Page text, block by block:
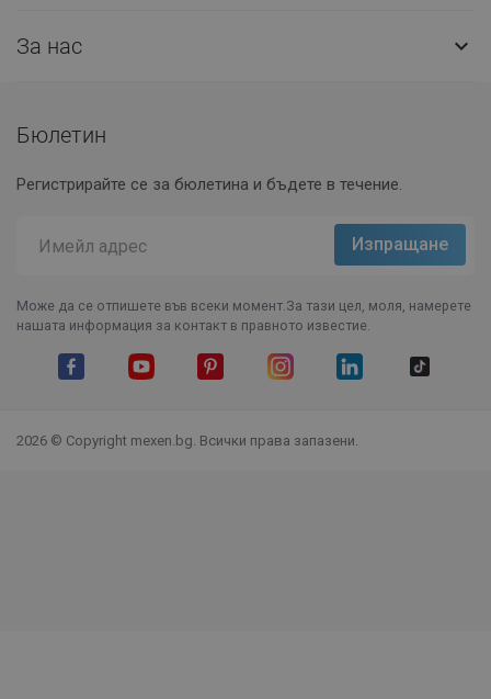
За нас 
Бюлетин
Регистрирайте се за бюлетина и бъдете в течение.
Може да се отпишете във всеки момент.За тази цел, моля, намерете
нашата информация за контакт в правното известие.
2026 © Copyright mexen.bg. Всички права запазени.